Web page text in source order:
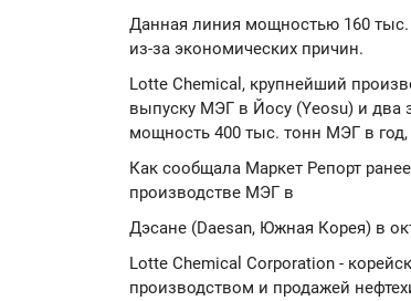
Данная линия мощностью 160
из-за экономических причин.
Lotte Chemical, крупнейший
выпуску МЭГ в Йосу (Yeosu) и
мощность 400 тыс. тонн МЭГ в
Как сообщала Маркет Репорт
производстве МЭГ в
Дэсане (Daesan, Южная Корея) в
Lotte Chemical Corporation -
производством и продажей